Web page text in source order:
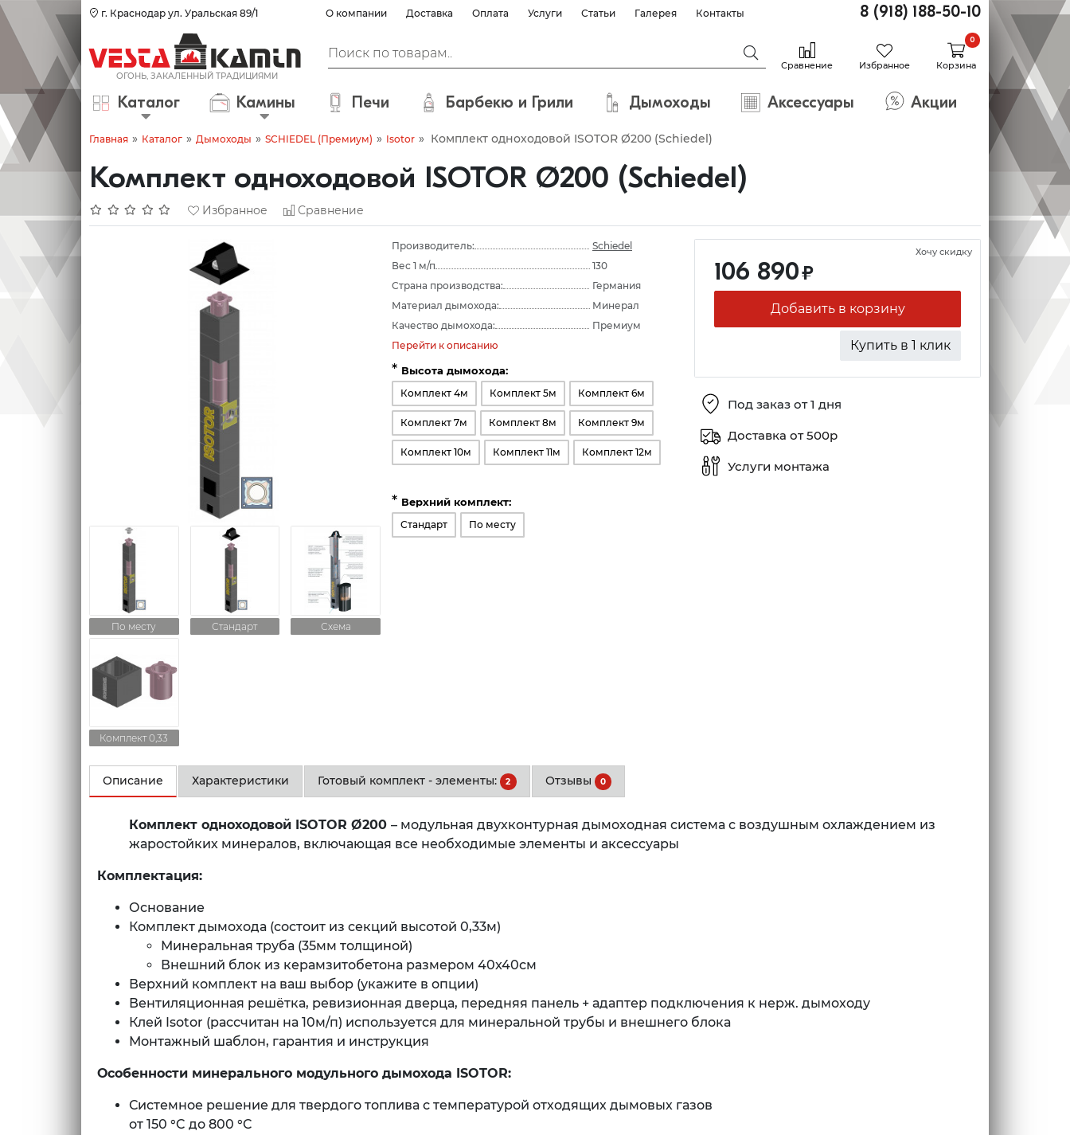
г. Краснодар ул. Уральская 89/1 О компании Доставка Оплата Услуги Статьи Галерея Контакты 8 (918) 188-50-10
Сравнение Избранное Корзина
0
Каталог Камины Печи Барбекю и Грили Дымоходы Аксессуары Акции
Главная » Каталог » Дымоходы » SCHIEDEL (Премиум) » Isotor » Комплект одноходовой ISOTOR Ø200 (Schiedel)
Комплект одноходовой ISOTOR Ø200 (Schiedel)
Избранное Сравнение
По месту Стандарт Схема
Комплект 0,33
Производитель:
Schiedel
Вес 1 м/п
130
Страна производства:
Германия
Материал дымохода:
Минерал
Качество дымохода:
Премиум
Перейти к описанию
* Высота дымохода:
Комплект 4м Комплект 5м Комплект 6м
Комплект 7м Комплект 8м Комплект 9м
Комплект 10м Комплект 11м Комплект 12м
* Верхний комплект:
Стандарт По месту
106 890₽
Добавить в корзину
Купить в 1 клик
Хочу скидку
Под заказ от 1 дня
Доставка от 500р
Услуги монтажа
Описание Характеристики Готовый комплект - элементы: 2 Отзывы 0
Комплект одноходовой ISOTOR Ø200 – модульная двухконтурная дымоходная система с воздушным охлаждением из
жаростойких минералов, включающая все необходимые элементы и аксессуары
Комплектация:
Основание
Комплект дымохода (состоит из секций высотой 0,33м)
Минеральная труба (35мм толщиной)
Внешний блок из керамзитобетона размером 40x40см
Верхний комплект на ваш выбор (укажите в опции)
Вентиляционная решётка, ревизионная дверца, передняя панель + адаптер подключения к нерж. дымоходу
Клей Isotor (рассчитан на 10м/п) используется для минеральной трубы и внешнего блока
Монтажный шаблон, гарантия и инструкция
Особенности минерального модульного дымохода ISOTOR:
Системное решение для твердого топлива с температурой отходящих дымовых газов
от 150 °C до 800 °C